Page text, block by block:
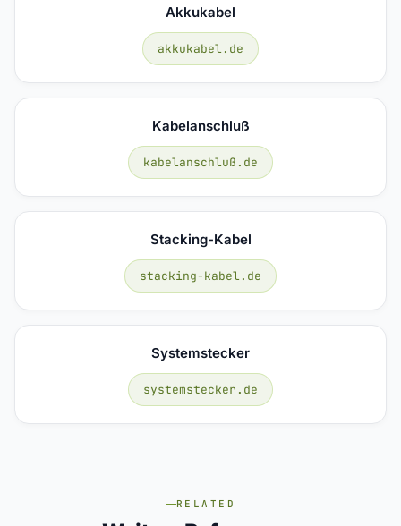
Akkukabel
akkukabel.de
Kabelanschluß
kabelanschluß.de
Stacking-Kabel
stacking-kabel.de
Systemstecker
systemstecker.de
RELATED